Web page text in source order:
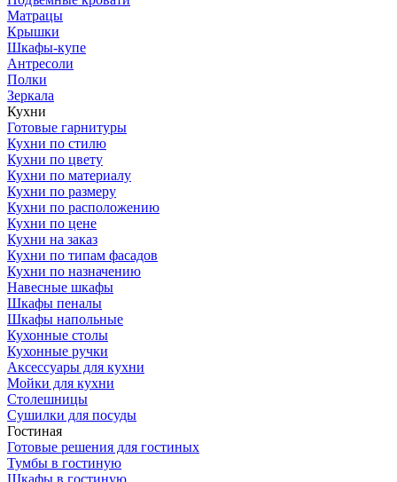
Матрацы
Крышки
Шкафы-купе
Антресоли
Полки
Зеркала
Кухни
Готовые гарнитуры
Кухни по стилю
Кухни по цвету
Кухни по материалу
Кухни по размеру
Кухни по расположению
Кухни по цене
Кухни на заказ
Кухни по типам фасадов
Кухни по назначению
Навесные шкафы
Шкафы пеналы
Шкафы напольные
Кухонные столы
Кухонные ручки
Аксессуары для кухни
Мойки для кухни
Столешницы
Сушилки для посуды
Гостиная
Готовые решения для гостиных
Тумбы в гостиную
Шкафы в гостиную